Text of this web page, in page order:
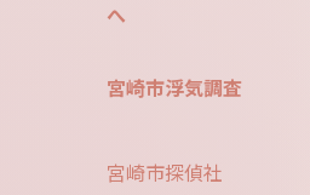
へ
宮崎市浮気調査
宮崎市探偵社